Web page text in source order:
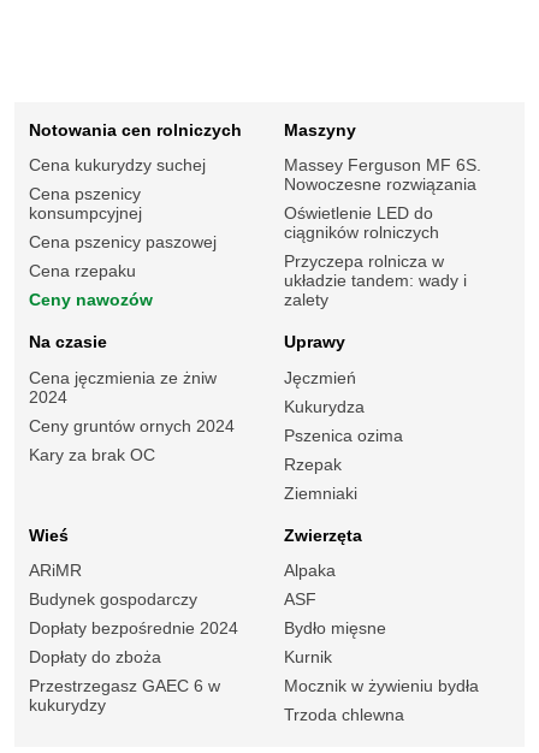
Notowania cen rolniczych
Cena kukurydzy suchej
Cena pszenicy
konsumpcyjnej
Cena pszenicy paszowej
Cena rzepaku
Ceny nawozów
Maszyny
Massey Ferguson MF 6S.
Nowoczesne rozwiązania
Oświetlenie LED do
ciągników rolniczych
Przyczepa rolnicza w
układzie tandem: wady i
zalety
Na czasie
Cena jęczmienia ze żniw
2024
Ceny gruntów ornych 2024
Kary za brak OC
Uprawy
Jęczmień
Kukurydza
Pszenica ozima
Rzepak
Ziemniaki
Wieś
ARiMR
Budynek gospodarczy
Dopłaty bezpośrednie 2024
Dopłaty do zboża
Przestrzegasz GAEC 6 w
kukurydzy
Zwierzęta
Alpaka
ASF
Bydło mięsne
Kurnik
Mocznik w żywieniu bydła
Trzoda chlewna